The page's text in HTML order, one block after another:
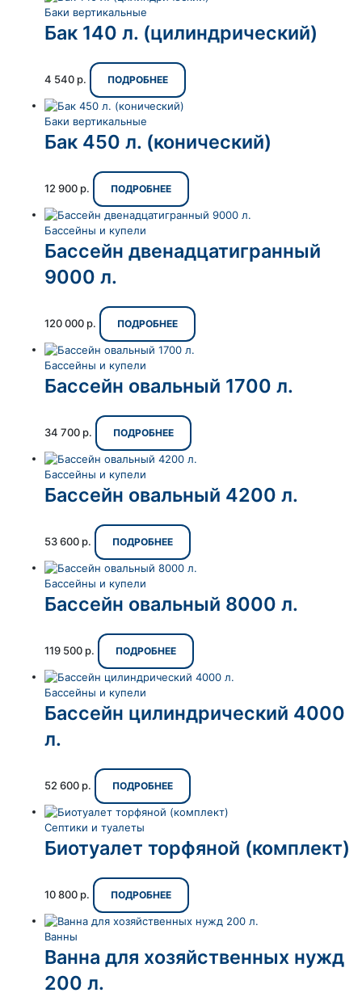
Баки вертикальные
Бак 140 л. (цилиндрический)
4 540 р. ПОДРОБНЕЕ
Баки вертикальные
Бак 450 л. (конический)
12 900 р. ПОДРОБНЕЕ
Бассейны и купели
Бассейн двенадцатигранный
9000 л.
120 000 р. ПОДРОБНЕЕ
Бассейны и купели
Бассейн овальный 1700 л.
34 700 р. ПОДРОБНЕЕ
Бассейны и купели
Бассейн овальный 4200 л.
53 600 р. ПОДРОБНЕЕ
Бассейны и купели
Бассейн овальный 8000 л.
119 500 р. ПОДРОБНЕЕ
Бассейны и купели
Бассейн цилиндрический 4000
л.
52 600 р. ПОДРОБНЕЕ
Септики и туалеты
Биотуалет торфяной (комплект)
10 800 р. ПОДРОБНЕЕ
Ванны
Ванна для хозяйственных нужд
200 л.